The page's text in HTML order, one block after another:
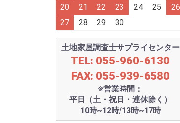
20
21 22 23 24 25
26
27
28 29 30
土地家屋調査士サプライセンター
TEL: 055-960-6130
FAX: 055-939-6580
※営業時間：
平日（土・祝日・連休除く）
10時~12時/13時~17時